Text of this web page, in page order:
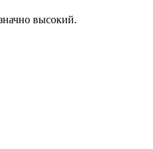
высокий.